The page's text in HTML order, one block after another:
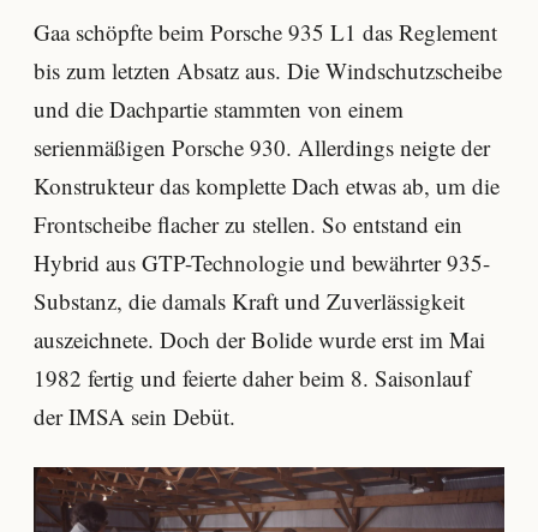
Gaa schöpfte beim Porsche 935 L1 das Reglement
bis zum letzten Absatz aus. Die Windschutzscheibe
und die Dachpartie stammten von einem
serienmäßigen Porsche 930. Allerdings neigte der
Konstrukteur das komplette Dach etwas ab, um die
Frontscheibe flacher zu stellen. So entstand ein
Hybrid aus GTP-Technologie und bewährter 935-
Substanz, die damals Kraft und Zuverlässigkeit
auszeichnete. Doch der Bolide wurde erst im Mai
1982 fertig und feierte daher beim 8. Saisonlauf
der IMSA sein Debüt.